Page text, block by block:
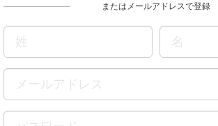
またはメールアドレスで登録